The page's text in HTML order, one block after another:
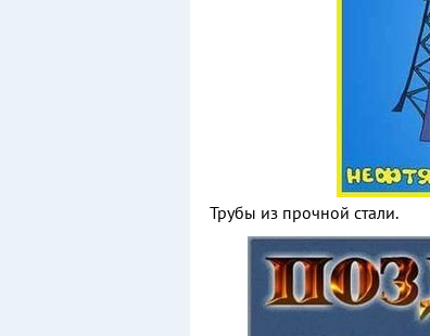
Трубы из прочной стали.